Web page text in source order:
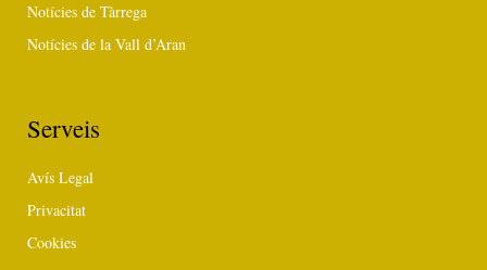
Notícies de Tàrrega
Notícies de la Vall d’Aran
Serveis
Avís Legal
Privacitat
Cookies